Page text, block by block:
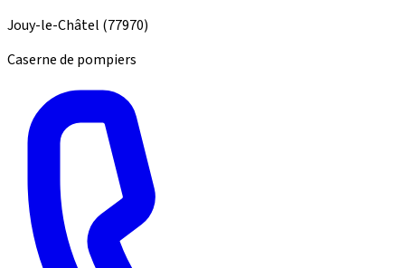
Jouy-le-Châtel (77970)
Caserne de pompiers